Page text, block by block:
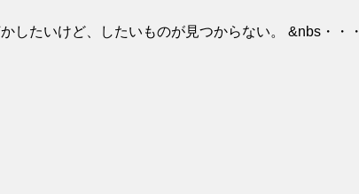
したいけど、したいものが見つからない。 &nbs・・・